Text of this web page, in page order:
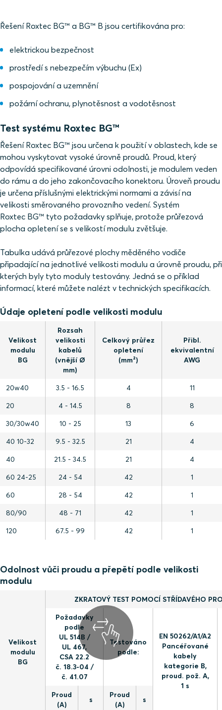
Řešení Roxtec BG™ a BG™ B jsou certifikována pro:
elektrickou bezpečnost
prostředí s nebezpečím výbuchu (Ex)
pospojování a uzemnění
požární ochranu, plynotěsnost a vodotěsnost
Test systému Roxtec BG™
Řešení Roxtec BG™ jsou určena k použití v oblastech, kde se
mohou vyskytovat vysoké úrovně proudů. Proud, který
odpovídá specifikované úrovni odolnosti, je modulem veden
do rámu a do jeho zakončovacího konektoru. Úroveň proudu
je určena příslušnými elektrickými normami a závisí na
velikosti směrovaného provozního vedení. Systém
Roxtec BG™ tyto požadavky splňuje, protože průřezová
plocha opletení se s velikostí modulu zvětšuje.
Tabulka udává průřezové plochy měděného vodiče
připadající na jednotlivé velikosti modulu a úrovně proudu, při
kterých byly tyto moduly testovány. Jedná se o příklad
informací, které můžete nalézt v technických specifikacích.
Údaje opletení podle velikosti modulu
Velikost
modulu
BG
Rozsah
velikosti
kabelů
(vnější Ø
mm)
Celkový průřez
opletení
(mm²)
Přibl.
ekvivalentní
AWG
20w40 3.5 - 16.5 4
11
20
4 - 14.5 8
8
30/30w40
10 - 25 13
6
40 10-32
9.5 - 32.5 21
4
40
21.5 - 34.5 21
4
60 24-25
24 - 54 42
1
60
28 - 54 42
1
80/90
48 - 71 42
1
120
67.5 - 99 42 1
Odolnost vůči proudu a přepětí podle velikosti
modulu
Velikost
modulu
BG
ZKRATOVÝ TEST POMOCÍ STŘÍDAVÉHO
Požadavky
podle
UL 514B /
UL 467,
CSA 22.2
č. 18.3-04 /
č. 41.07
Testováno
podle:
EN 50262/A1/A2
Pancéřované
kabely
kategorie B,
proud. pož. A,
1 s
Proud
(A)
s
Proud
(A)
s